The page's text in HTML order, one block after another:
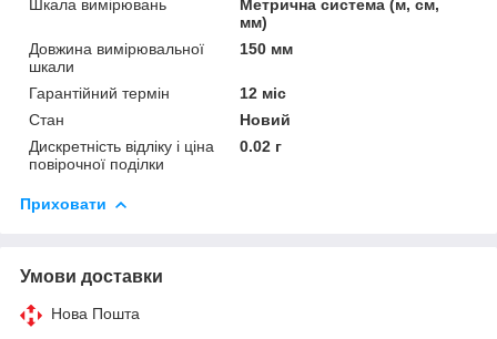
Шкала вимірювань
Метрична система (м, см,
мм)
Довжина вимірювальної
шкали
150 мм
Гарантійний термін
12 міс
Стан
Новий
Дискретність відліку і ціна
повірочної поділки
0.02 г
Приховати
Умови доставки
Нова Пошта